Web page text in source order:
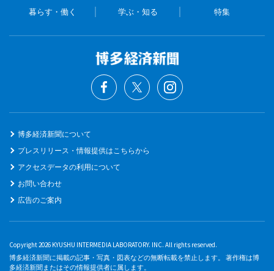
暮らす・働く 学ぶ・知る 特集
博多経済新聞について
プレスリリース・情報提供はこちらから
アクセスデータの利用について
お問い合わせ
広告のご案内
Copyright 2026 KYUSHU INTERMEDIA LABORATORY. INC. All rights reserved.
博多経済新聞に掲載の記事・写真・図表などの無断転載を禁止します。 著作権は博
多経済新聞またはその情報提供者に属します。